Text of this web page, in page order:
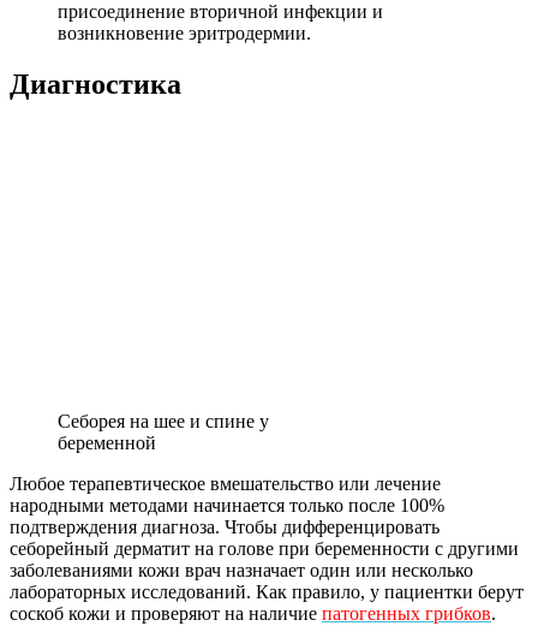
присоединение вторичной инфекции и
возникновение эритродермии.
Диагностика
Себорея на шее и спине у
беременной
Любое терапевтическое вмешательство или лечение
народными методами начинается только после 100%
подтверждения диагноза. Чтобы дифференцировать
себорейный дерматит на голове при беременности с другими
заболеваниями кожи врач назначает один или несколько
лабораторных исследований. Как правило, у пациентки берут
соскоб кожи и проверяют на наличие патогенных грибков.